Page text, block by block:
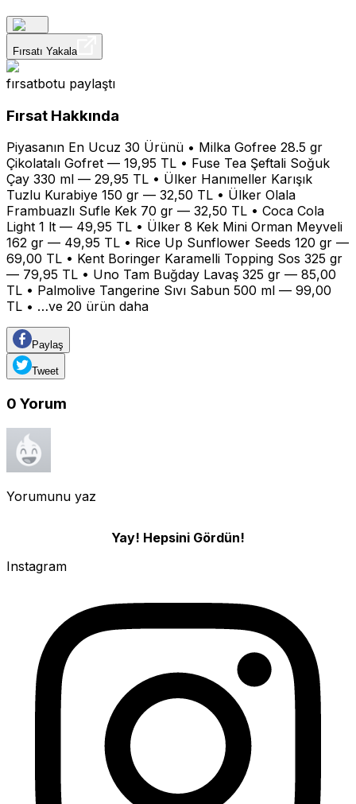
Fırsatı Yakala
fırsatbotu paylaştı
Fırsat Hakkında
Piyasanın En Ucuz 30 Ürünü • Milka Gofree 28.5 gr
Çikolatalı Gofret — 19,95 TL • Fuse Tea Şeftali Soğuk
Çay 330 ml — 29,95 TL • Ülker Hanımeller Karışık
Tuzlu Kurabiye 150 gr — 32,50 TL • Ülker Olala
Frambuazlı Sufle Kek 70 gr — 32,50 TL • Coca Cola
Light 1 lt — 49,95 TL • Ülker 8 Kek Mini Orman Meyveli
162 gr — 49,95 TL • Rice Up Sunflower Seeds 120 gr —
69,00 TL • Kent Boringer Karamelli Topping Sos 325 gr
— 79,95 TL • Uno Tam Buğday Lavaş 325 gr — 85,00
TL • Palmolive Tangerine Sıvı Sabun 500 ml — 99,00
TL • …ve 20 ürün daha
Paylaş
Tweet
0 Yorum
Yorumunu yaz
Yay! Hepsini Gördün!
Instagram